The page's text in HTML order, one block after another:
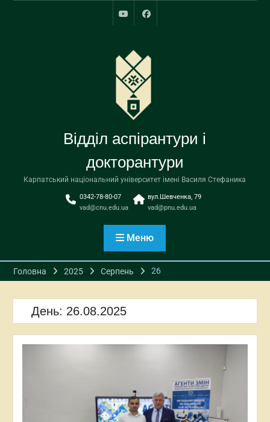
youtubefacebook
Відділ аспірантури і
докторантури
Карпатський національний університет імені Василя Стефаника
0342-78-80-07
vad@cnu.edu.ua
вул.Шевченка, 79
vad@pnu.edu.ua
Меню
Головна 2025 Серпень 26
День: 26.08.2025